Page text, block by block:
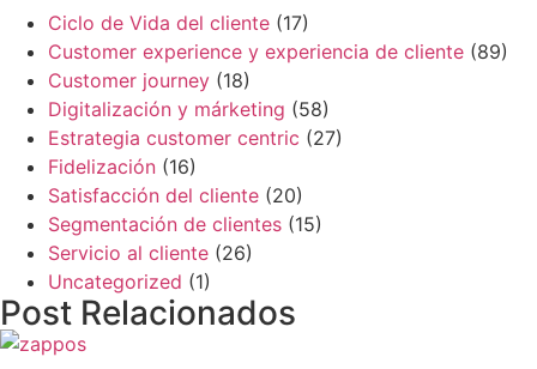
Ciclo de Vida del cliente (17)
Customer experience y experiencia de cliente (89)
Customer journey (18)
Digitalización y márketing (58)
Estrategia customer centric (27)
Fidelización (16)
Satisfacción del cliente (20)
Segmentación de clientes (15)
Servicio al cliente (26)
Uncategorized (1)
Post Relacionados